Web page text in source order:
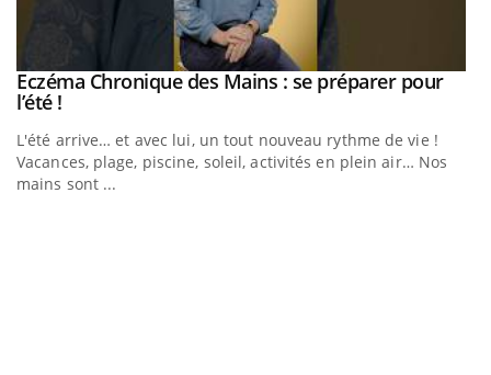
Youtube
Eczéma Chronique des Mains : se préparer pour
l’été !Youtube
L'été arrive… et avec lui, un tout nouveau rythme de vie !
Vacances, plage, piscine, soleil, activités en plein air… Nos
mains sont ...